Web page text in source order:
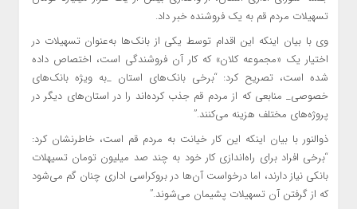
تسهیلات مردم قم به یک فروشنده خبر داد.
وی با بیان اینکه این اقدام توسط یکی از بانک‌ها به‌عنوان تسهیلات در
اختیار یک «مجموعه‌ کلان» که کار آن فروشندگی است، اختصاص داده
شده است، تصریح کرد: “برخی بانک‌های استان _به ویژه بانک‌های
خصوصی_ منابعی که از مردم قم جذب کرده‌اند را در استان‌های دیگر در
پروژه‌های مختلف هزینه می‌کنند.”
ذوالنور با بیان اینکه این کار خیانت به مردم قم است، خاطرنشان کرد:
“برخی افراد برای راه‌اندازی کار خود به چند صد میلیون تومان تسیهلات
بانکی نیاز دارند، اما درخواست آن‌ها در بروکراسی اداری چنان گم می‌شود
که از گرفتن آن تسهیلات پشیمان می‌شوند.”